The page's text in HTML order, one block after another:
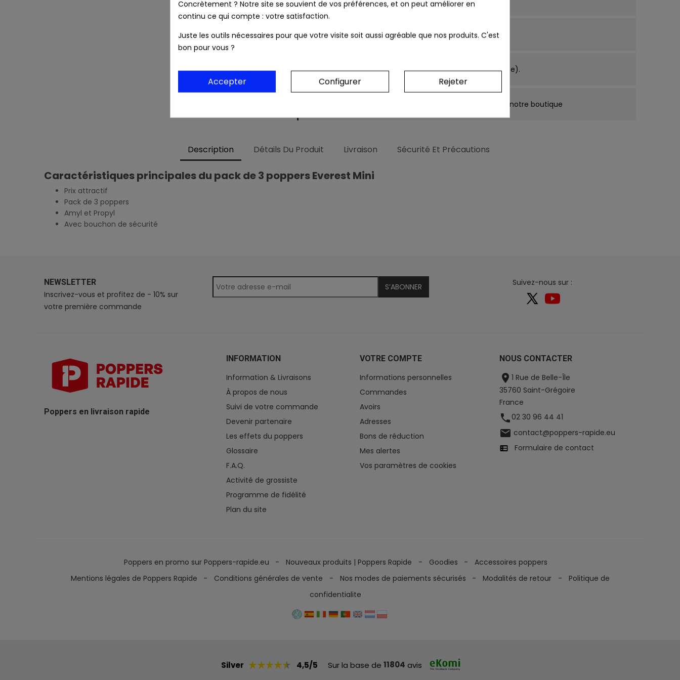
Livraison rapide 24/48h
Frais de port OFFERTS dès 39 € (France métropolitaine).
Colis & relevé bancaire neutres. Aucune mention de notre boutique
Description Détails Du Produit Livraison Sécurité Et Précautions
Caractéristiques principales du pack de 3 poppers Everest Mini
Prix attractif
Pack de 3 poppers
Amyl et Propyl
Avec bouchon de sécurité
NEWSLETTER
Inscrivez-vous et profitez de - 10% sur
votre première commande
S’ABONNER Suivez-nous sur :
Poppers en livraison rapide
INFORMATION
Information & Livraisons
À propos de nous
Suivi de votre commande
Devenir partenaire
Les effets du poppers
Glossaire
F.A.Q.
Activité de grossiste
Programme de fidélité
Plan du site
VOTRE COMPTE
Informations personnelles
Commandes
Avoirs
Adresses
Bons de réduction
Mes alertes
Vos paramètres de cookies
NOUS CONTACTER
 1 Rue de Belle-Île
35760 Saint-Grégoire
France
 02 30 96 44 41
 contact@poppers-rapide.eu
Formulaire de contact
Poppers en promo sur Poppers-rapide.eu Nouveaux produits | Poppers Rapide Goodies
Accessoires poppers
Mentions légales de Poppers Rapide
Conditions générales de vente Nos modes de paiements sécurisés Modalités de retour
Politique de
confidentialite
Silver 4,5/5 Sur la base de11804 avis
Concrètement ? Notre site se souvient de vos préférences, et on peut améliorer en
continu ce qui compte : votre satisfaction.
Juste les outils nécessaires pour que votre visite soit aussi agréable que nos produits. C'est
bon pour vous ?
Accepter Configurer Rejeter